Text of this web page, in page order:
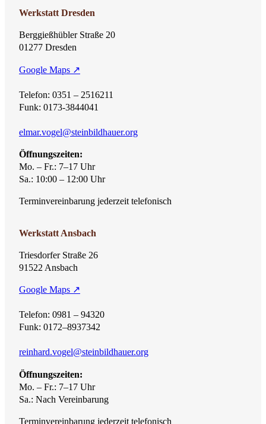
Werkstatt Dresden
Berggießhübler Straße 20
01277 Dresden
Google Maps ↗
Telefon: 0351 – 2516211
Funk: 0173-3844041
elmar.vogel@steinbildhauer.org
Öffnungszeiten:
Mo. – Fr.: 7–17 Uhr
Sa.: 10:00 – 12:00 Uhr
Terminvereinbarung jederzeit telefonisch
Werkstatt Ansbach
Triesdorfer Straße 26
91522 Ansbach
Google Maps ↗
Telefon: 0981 – 94320
Funk: 0172–8937342
reinhard.vogel@steinbildhauer.org
Öffnungszeiten:
Mo. – Fr.: 7–17 Uhr
Sa.: Nach Vereinbarung
Terminvereinbarung jederzeit telefonisch